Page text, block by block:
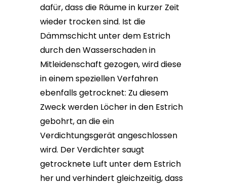
dafür, dass die Räume in kurzer Zeit
wieder trocken sind. Ist die
Dämmschicht unter dem Estrich
durch den Wasserschaden in
Mitleidenschaft gezogen, wird diese
in einem speziellen Verfahren
ebenfalls getrocknet: Zu diesem
Zweck werden Löcher in den Estrich
gebohrt, an die ein
Verdichtungsgerät angeschlossen
wird. Der Verdichter saugt
getrocknete Luft unter dem Estrich
her und verhindert gleichzeitig, dass